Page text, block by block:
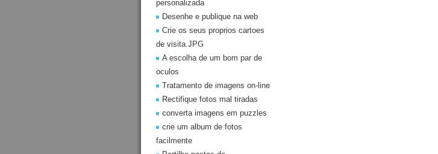
personalizada
Desenhe e publique na web
Crie os seus proprios cartoes
de visita.JPG
A escolha de um bom par de
oculos
Tratamento de imagens on-line
Rectifique fotos mal tiradas
converta imagens em puzzles
crie um album de fotos
facilmente